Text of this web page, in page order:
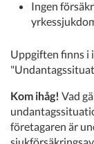
Ingen
Uppgiften finns i
Kom ihåg! Vad
företagaren är